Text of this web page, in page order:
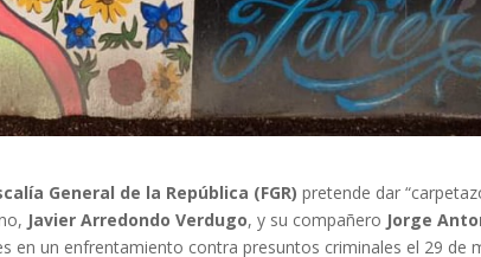
General de la República (FGR) pretende dar
Javier Arredondo Verdugo, y su compañero Jorge
en un enfrentamiento contra presuntos criminales el 29 de